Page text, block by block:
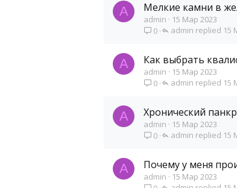
A Мелкие камни в
admin
15 Мар 2023
0
15
admin
A Как выбрать
admin
15 Мар 2023
0
15
admin
A Хронический
admin
15 Мар 2023
0
15
admin
A Почему у меня
admin
15 Мар 2023